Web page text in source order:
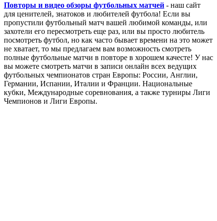
Повторы и видео обзоры футбольных матчей - наш сайт
для ценителей, знатоков и любителей футбола! Если вы
пропустили футбольный матч вашей любимой команды, или
захотели его пересмотреть еще раз, или вы просто любитель
посмотреть футбол, но как часто бывает времени на это может
не хватает, то мы предлагаем вам возможность смотреть
полные футбольные матчи в повторе в хорошем качесте! У нас
вы можете смотреть матчи в записи онлайн всех ведущих
футбольных чемпионатов стран Европы: России, Англии,
Германии, Испании, Италии и Франции. Национальные
кубки, Международные соревнования, а также турниры Лиги
Чемпионов и Лиги Европы.